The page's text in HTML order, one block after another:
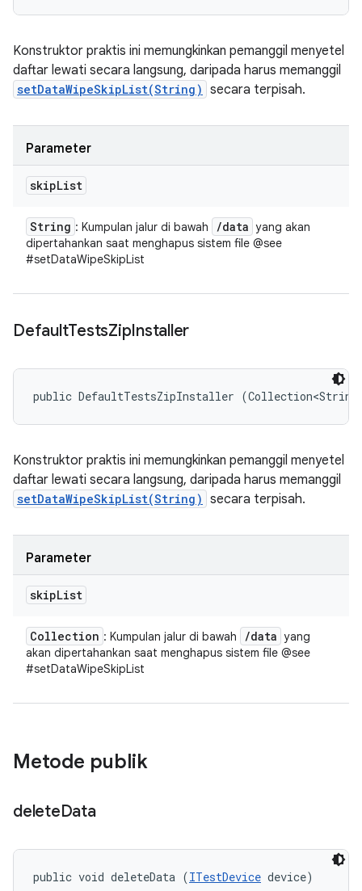
Konstruktor praktis ini memungkinkan pemanggil menyetel
daftar lewati secara langsung, daripada harus memanggil
setDataWipeSkipList(String) secara terpisah.
Parameter
skipList
String : Kumpulan jalur di bawah /data yang akan
dipertahankan saat menghapus sistem file @see
#setDataWipeSkipList
DefaultTestsZipInstaller
public DefaultTestsZipInstaller
Konstruktor praktis ini memungkinkan pemanggil menyetel
daftar lewati secara langsung, daripada harus memanggil
setDataWipeSkipList(String) secara terpisah.
Parameter
skipList
Collection : Kumpulan jalur di bawah /data yang
akan dipertahankan saat menghapus sistem file @see
#setDataWipeSkipList
Metode publik
deleteData
public void deleteData (ITestDevice device)